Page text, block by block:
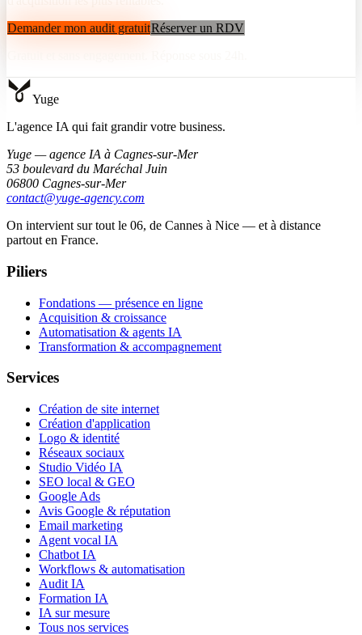
Demander mon audit gratuitRéserver un RDV
Yuge
L'agence IA qui fait grandir votre business.
Yuge — agence IA à Cagnes-sur-Mer
53 boulevard du Maréchal Juin
06800 Cagnes-sur-Mer
contact@yuge-agency.com
On intervient sur tout le 06, de Cannes à Nice — et à distance
partout en France.
Piliers
Fondations — présence en ligne
Acquisition & croissance
Automatisation & agents IA
Transformation & accompagnement
Services
Création de site internet
Création d'application
Logo & identité
Réseaux sociaux
Studio Vidéo IA
SEO local & GEO
Google Ads
Avis Google & réputation
Email marketing
Agent vocal IA
Chatbot IA
Workflows & automatisation
Audit IA
Formation IA
IA sur mesure
Tous nos services